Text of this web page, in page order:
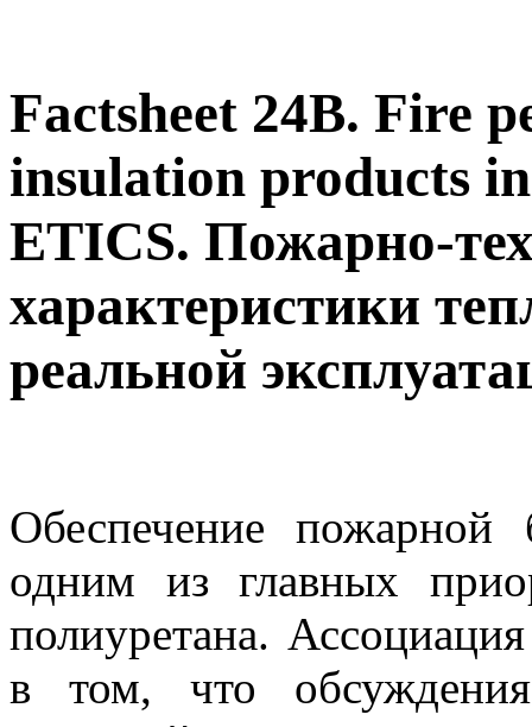
Factsheet 24B. Fire
insulation products
ETICS. Пожарно-
характеристики
реальной
Обеспечение пожарной
одним из главных
полиуретана.
в том, что